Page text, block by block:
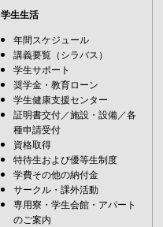
生生活
年間スケジュール
講義要覧（シラバス）
学生サポート
奨学金・教育ローン
学生健康支援センター
証明書交付／施設・設備／各
種申請受付
資格取得
特待生および優等生制度
学費その他の納付金
サークル・課外活動
専用寮・学生会館・アパート
のご案内